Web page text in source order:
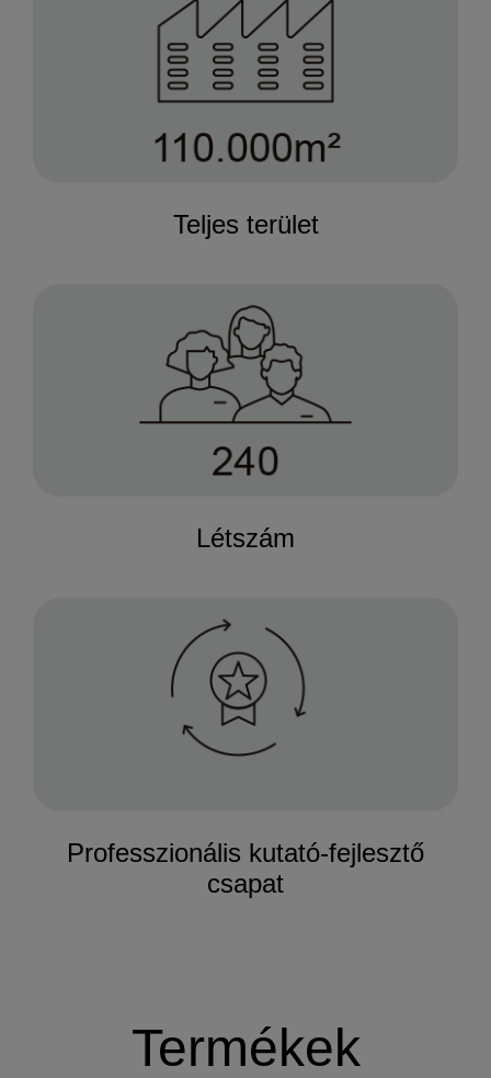
Teljes terület
Létszám
Professzionális kutató-fejlesztő
csapat
Termékek